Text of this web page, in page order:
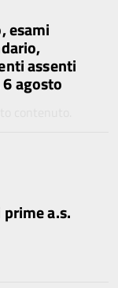
esami
assenti
agosto
a.s.